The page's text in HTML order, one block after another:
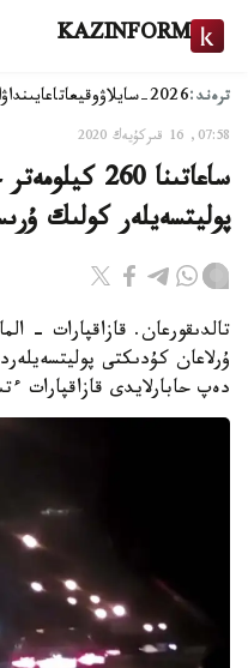
KAZINFORM
ترەند:2026-سايلاۋ وقيعاتاعايىنداۋ
07:58, 16 قىركۇيەك 2020
ساعاتىنا
پوليتسەيلەر كولىك
تالدىقورعان. قازاقپارات -
ۇرلاعان كۇدىكتى
دەپ حابارلايدى قازاقپارات